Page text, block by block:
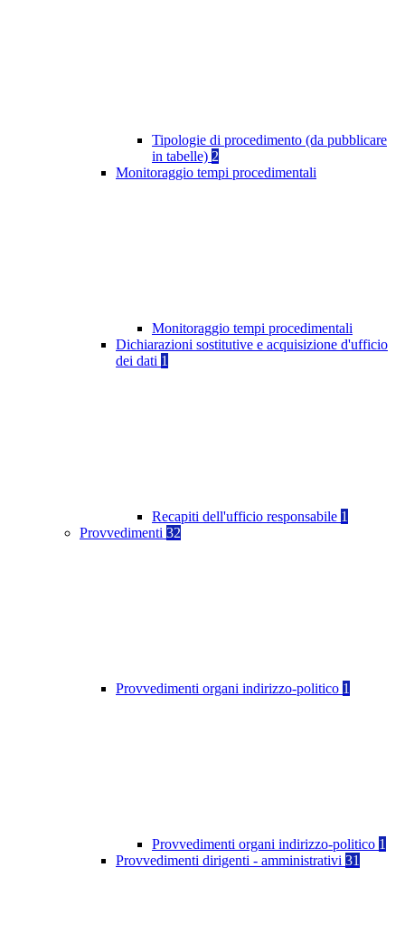
Tipologie di procedimento (da pubblicare
in tabelle) 2
Monitoraggio tempi procedimentali
Monitoraggio tempi procedimentali
Dichiarazioni sostitutive e acquisizione d'ufficio
dei dati 1
Recapiti dell'ufficio responsabile 1
Provvedimenti 32
Provvedimenti organi indirizzo-politico 1
Provvedimenti organi indirizzo-politico 1
Provvedimenti dirigenti - amministrativi 31